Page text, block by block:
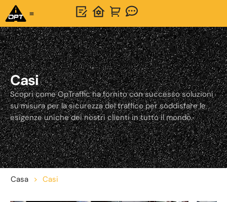
Casi
Scopri come OpTraffic ha fornito con successo soluzioni
su misura per la sicurezza del traffico per soddisfare le
esigenze uniche dei nostri clienti in tutto il mondo.
Casa > Casi